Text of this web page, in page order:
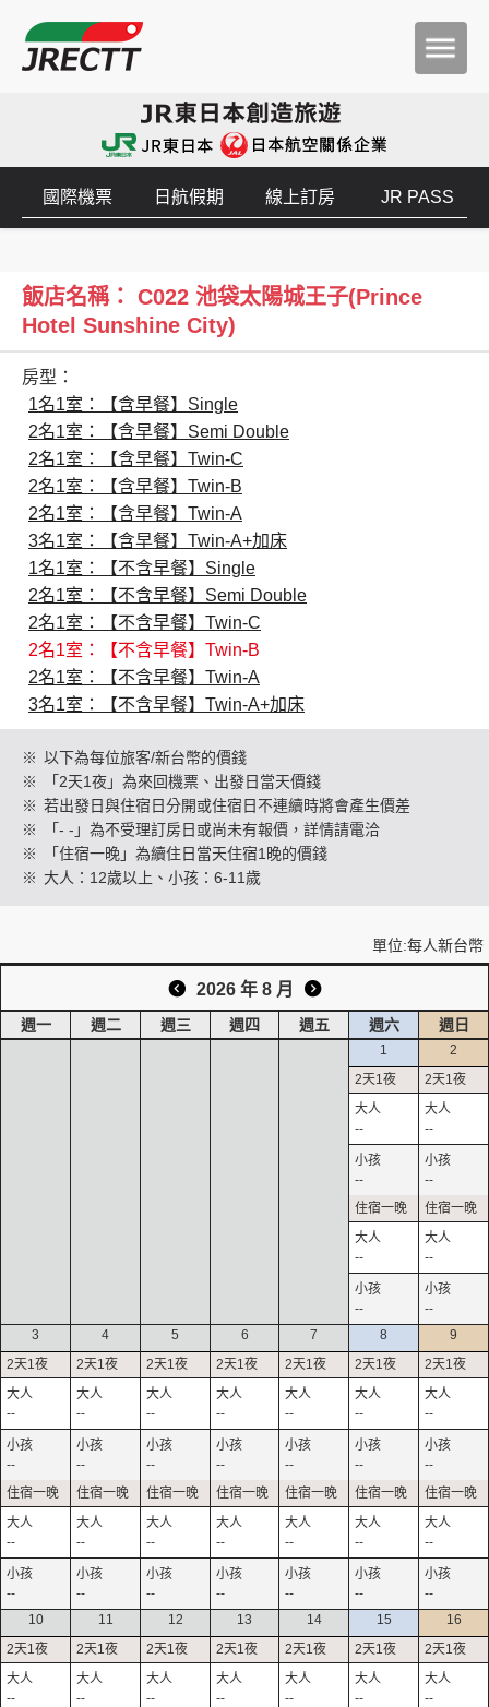
創造旅遊
國際機票 日航假期 線上訂房 JR PASS
飯店名稱： C022 池袋太陽城王子(Prince
Hotel Sunshine City)
房型：
1名1室：【含早餐】Single
2名1室：【含早餐】Semi Double
2名1室：【含早餐】Twin-C
2名1室：【含早餐】Twin-B
2名1室：【含早餐】Twin-A
3名1室：【含早餐】Twin-A+加床
1名1室：【不含早餐】Single
2名1室：【不含早餐】Semi Double
2名1室：【不含早餐】Twin-C
2名1室：【不含早餐】Twin-B
2名1室：【不含早餐】Twin-A
3名1室：【不含早餐】Twin-A+加床
※ 以下為每位旅客/新台幣的價錢
※
「2天1夜」為來回機票、出發日當天價錢
※ 若出發日與住宿日分開或住宿日不連續時將會產生價差
※
「- -」為不受理訂房日或尚未有報價，詳情請電洽
※
「住宿一晚」為續住日當天住宿1晚的價錢
※ 大人：12歲以上、小孩：6-11歲
單位:每人新台幣
2026 年 8 月
週一 週二 週三 週四 週五 週六 週日
1
--
--
--
--
2
--
--
--
--
3
--
--
--
--
4
--
--
--
--
5
--
--
--
--
6
--
--
--
--
7
--
--
--
--
8
--
--
--
--
9
--
--
--
--
10
--
11
--
12
--
13
--
14
--
15
--
16
--